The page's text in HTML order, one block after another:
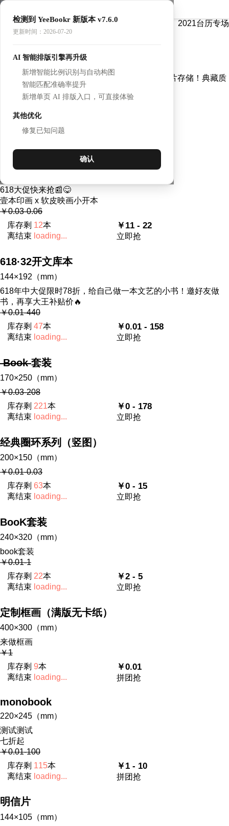
检测到 YeeBookr 新版本 v7.6.0
更新时间：2026-07-20
AI 智能排版引擎再升级
新增智能比例识别与自动构图
智能匹配准确率提升
新增单页 AI 排版入口，可直接体验
其他优化
修复已知问题
确认
照片书主会场 2021台历专场
144×192（mm）
618抢先购！森友治《家庭日记》同款，海量照片存储！典藏质
感，写一本自己的书放在书架上！
￥278-796
库存剩147
618·软皮映画小开本
250×170（mm）
欢迎来到2025年
618大促快来抢📰😋
壹本印画 x 软皮映画小开本
￥0.03-0.06
库存剩 12本
离结束 loading...
￥11 - 22
立即抢
618·32开文库本
144×192（mm）
618年中大促限时78折，给自己做一本文艺的小书！邀好友做
书，再享大王补贴价🔥
￥0.01-440
库存剩 47本
离结束 loading...
￥0.01 - 158
立即抢
Book套装
170×250（mm）
￥0.03-208
库存剩 221本
离结束 loading...
￥0 - 178
立即抢
经典圈环系列（竖图）
200×150（mm）
￥0.01-0.03
库存剩 63本
离结束 loading...
￥0 - 15
立即抢
BooK套装
240×320（mm）
book套装
￥0.01-1
库存剩 22本
离结束 loading...
￥2 - 5
立即抢
定制框画（满版无卡纸）
400×300（mm）
来做框画
￥1
库存剩 9本
离结束 loading...
￥0.01
拼团抢
monobook
220×245（mm）
测试测试
七折起
￥0.01-100
库存剩 115本
离结束 loading...
￥1 - 10
拼团抢
明信片
144×105（mm）